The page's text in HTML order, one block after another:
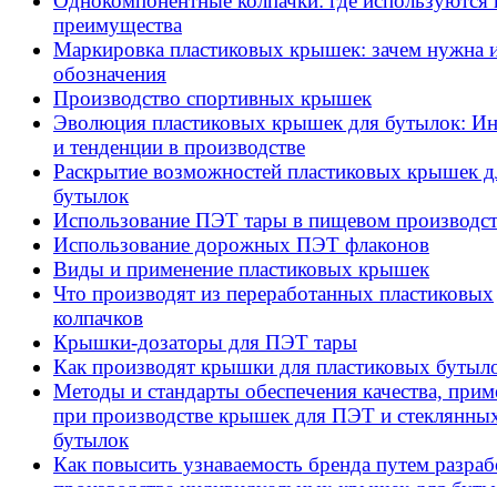
преимущества
Маркировка пластиковых крышек: зачем нужна
обозначения
Производство спортивных крышек
Эволюция пластиковых крышек для бутылок:
и тенденции в производстве
Раскрытие возможностей пластиковых крышек
бутылок
Использование ПЭТ тары в пищевом
Использование дорожных ПЭТ флаконов
Виды и применение пластиковых крышек
Что производят из переработанных пластиковых
колпачков
Крышки-дозаторы для ПЭТ тары
Как производят крышки для пластиковых
Методы и стандарты обеспечения качества,
при производстве крышек для ПЭТ и
бутылок
Как повысить узнаваемость бренда путем